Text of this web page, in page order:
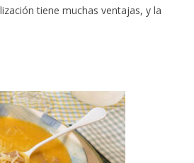
tiene muchas ventajas, y la